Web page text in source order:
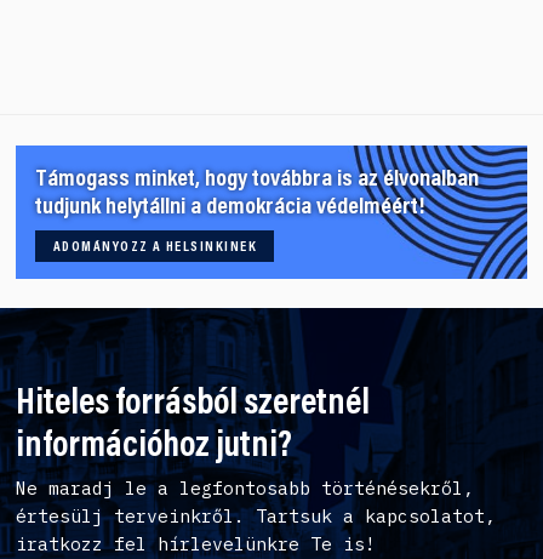
Támogass minket, hogy továbbra is az élvonalban
tudjunk helytállni a demokrácia védelméért!
ADOMÁNYOZZ A HELSINKINEK
Hiteles forrásból szeretnél
információhoz jutni?
Ne maradj le a legfontosabb történésekről,
értesülj terveinkről. Tartsuk a kapcsolatot,
iratkozz fel hírlevelünkre Te is!